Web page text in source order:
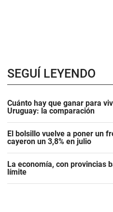
SEGUÍ LEYENDO
Cuánto hay que ganar para
Uruguay: la comparación
El bolsillo vuelve a poner un
cayeron un 3,8% en julio
La economía, con provincias
límite